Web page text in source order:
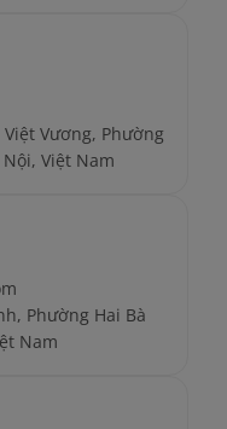
Vương, Phường
Việt Nam
Phường Hai Bà
Nam